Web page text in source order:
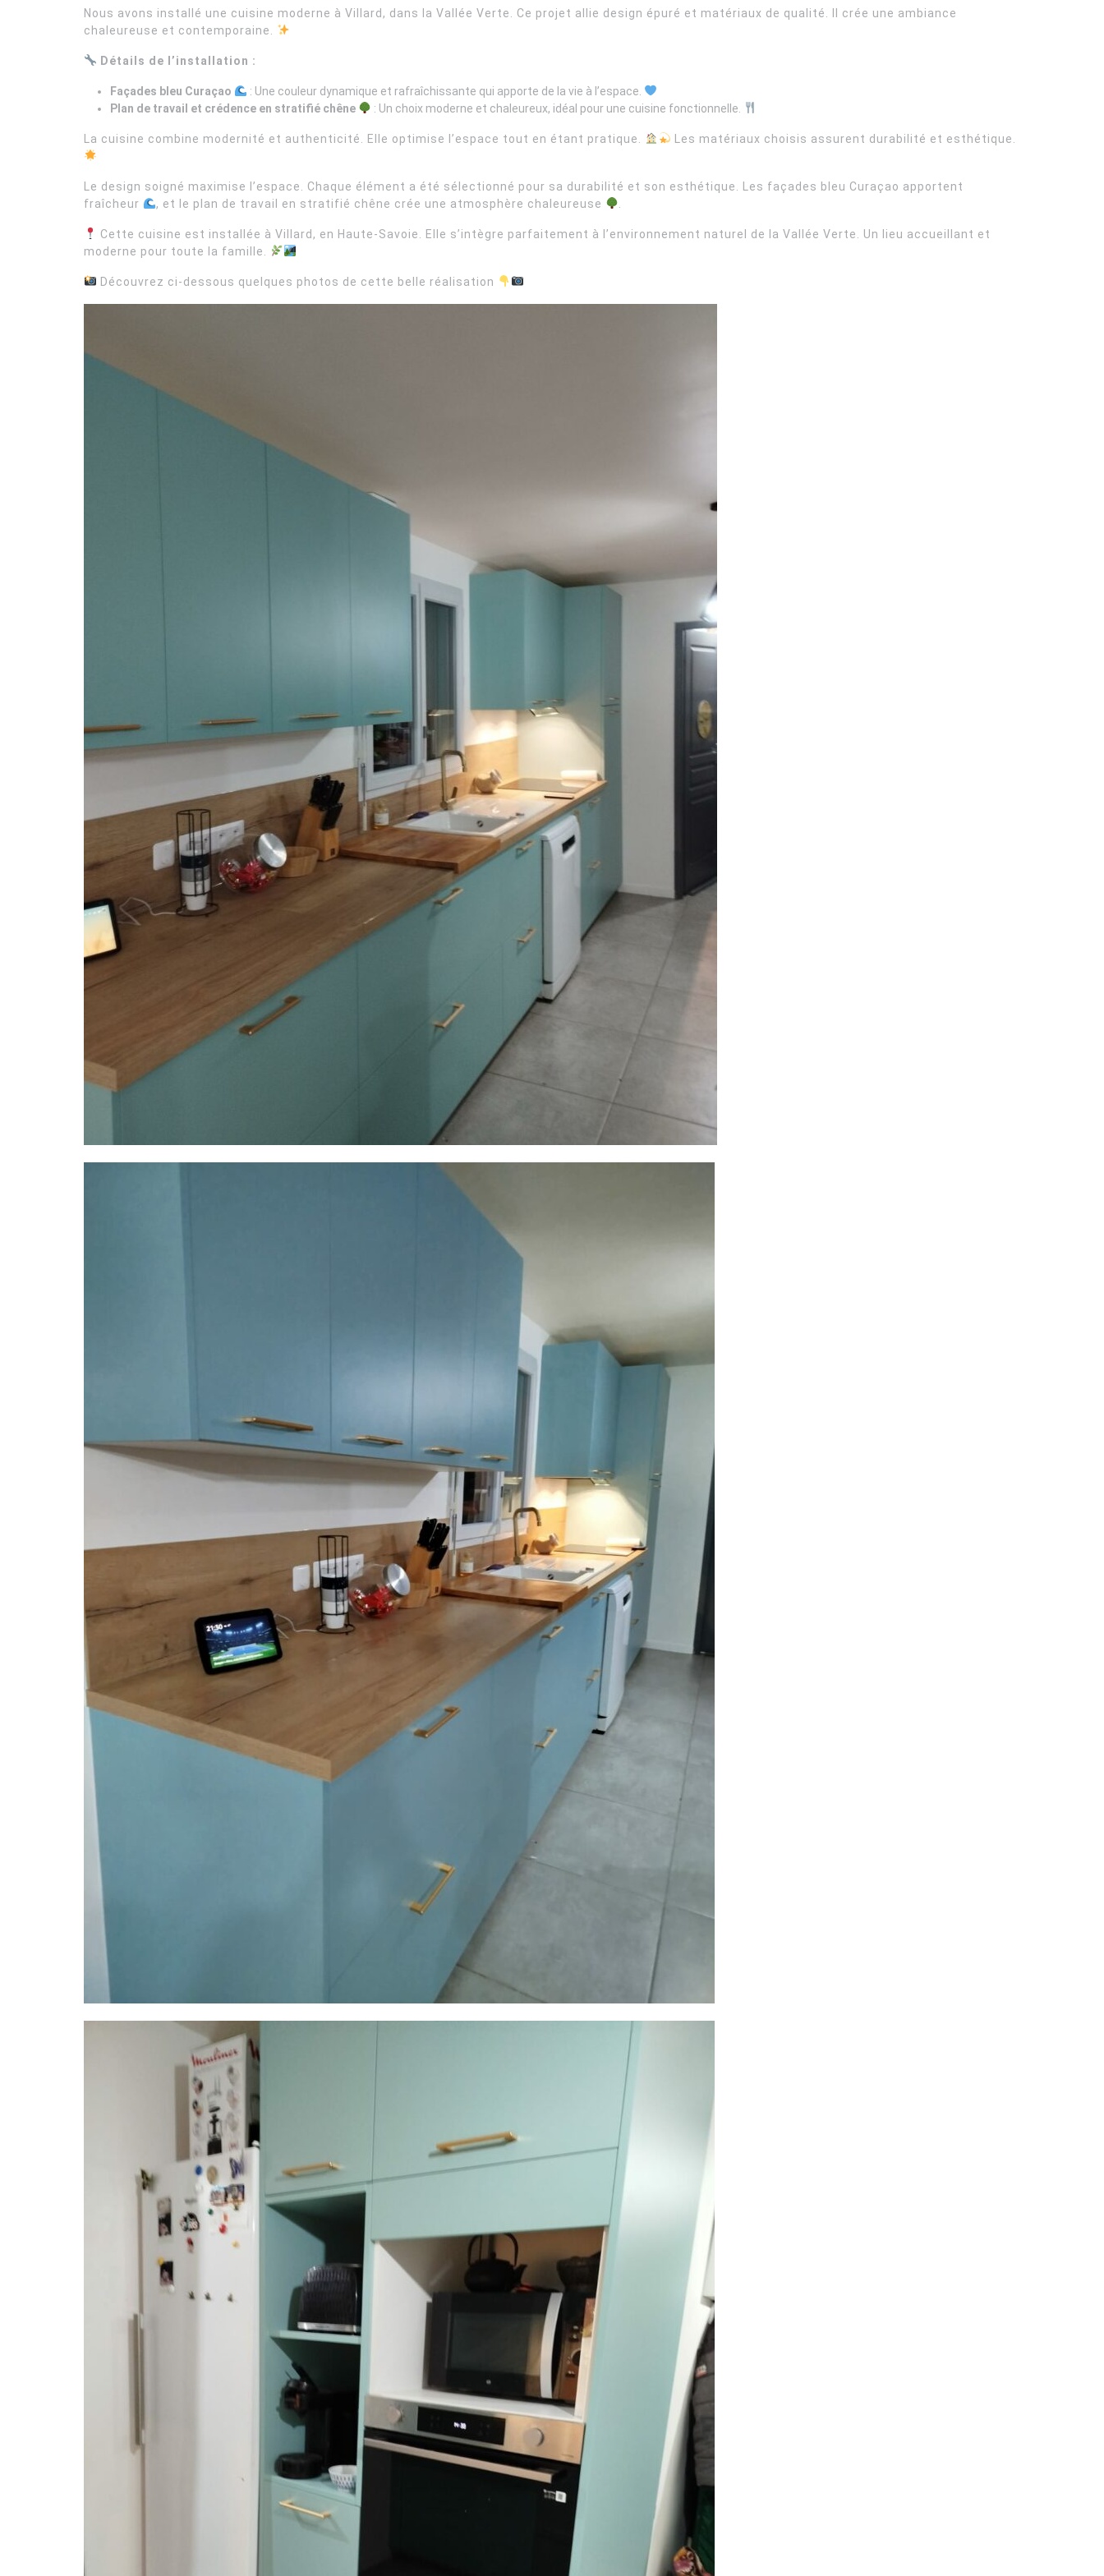
Nous avons installé une cuisine moderne à Villard, dans la Vallée Verte. Ce projet allie design épuré et matériaux de qualité. Il crée une ambiance
chaleureuse et contemporaine.
Détails de l’installation :
Façades bleu Curaçao
: Une couleur dynamique et rafraîchissante qui apporte de la vie à l’espace.
Plan de travail et crédence en stratifié chêne
: Un choix moderne et chaleureux, idéal pour une cuisine fonctionnelle.
La cuisine combine modernité et authenticité. Elle optimise l’espace tout en étant pratique. Les matériaux choisis assurent durabilité et esthétique.
Le design soigné maximise l’espace. Chaque élément a été sélectionné pour sa durabilité et son esthétique. Les façades bleu Curaçao apportent
fraîcheur
, et le plan de travail en stratifié chêne crée une atmosphère chaleureuse
Cette cuisine est installée à Villard, en Haute-Savoie. Elle s’intègre parfaitement à l’environnement naturel de la Vallée Verte. Un lieu accueillant et
moderne pour toute la famille.
Découvrez ci-dessous quelques photos de cette belle réalisation